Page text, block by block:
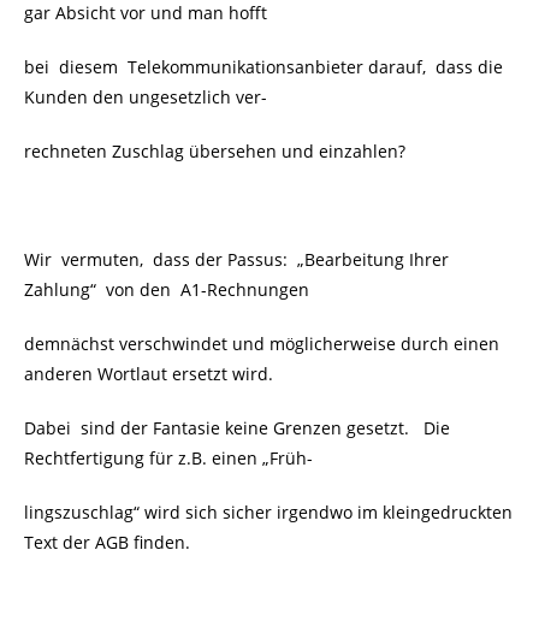
gar Absicht vor und man hofft
bei diesem Telekommunikationsanbieter darauf, dass die
Kunden den ungesetzlich ver-
rechneten Zuschlag übersehen und einzahlen?
Wir vermuten, dass der Passus: „Bearbeitung Ihrer
Zahlung“ von den A1-Rechnungen
demnächst verschwindet und möglicherweise durch einen
anderen Wortlaut ersetzt wird.
Dabei sind der Fantasie keine Grenzen gesetzt. Die
Rechtfertigung für z.B. einen „Früh-
lingszuschlag“ wird sich sicher irgendwo im kleingedruckten
Text der AGB finden.